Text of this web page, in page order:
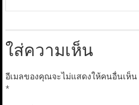
ใส่ความเห็น
อีเมลของคุณจะไม่แสดงให้คนอื่นเห็น
*